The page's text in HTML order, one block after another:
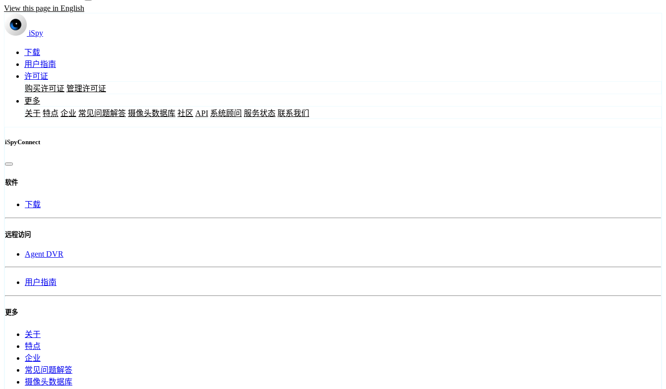
View this page in English
iSpy
下载
用户指南
许可证
购买许可证 管理许可证
更多
关于 特点 企业 常见问题解答 摄像头数据库 社区 API 系统顾问 服务状态 联系我们
iSpyConnect
软件
下载
远程访问
Agent DVR
用户指南
更多
关于
特点
企业
常见问题解答
摄像头数据库